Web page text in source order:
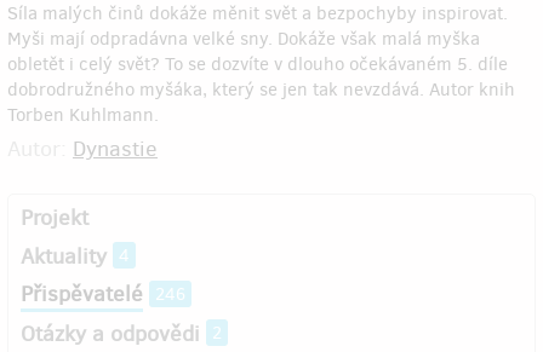
Síla malých činů dokáže měnit svět a bezpochyby inspirovat.
Myši mají odpradávna velké sny. Dokáže však malá myška
obletět i celý svět? To se dozvíte v dlouho očekávaném 5. díle
dobrodružného myšáka, který se jen tak nevzdává. Autor knih
Torben Kuhlmann.
Dynastie
Projekt
Aktuality 4
Přispěvatelé 246
Otázky a odpovědi 2